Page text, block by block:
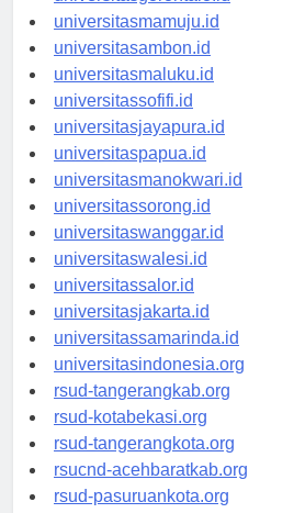
universitasgorontalo.id
universitasmamuju.id
universitasambon.id
universitasmaluku.id
universitassofifi.id
universitasjayapura.id
universitaspapua.id
universitasmanokwari.id
universitassorong.id
universitaswanggar.id
universitaswalesi.id
universitassalor.id
universitasjakarta.id
universitassamarinda.id
universitasindonesia.org
rsud-tangerangkab.org
rsud-kotabekasi.org
rsud-tangerangkota.org
rsucnd-acehbaratkab.org